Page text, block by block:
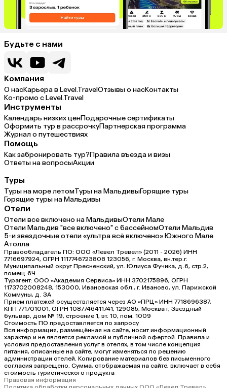
Будьте с нами
Компания
О насКарьера в Level.TravelОтзывы о насКонтакты
Ко-промо с Level.Travel
Инструменты
Календарь низких ценПодарочные сертификаты
Оформить тур в рассрочкуПартнерская программа
Журнал о путешествиях
Помощь
Как забронировать тур?Правила въезда и визы
Ответы на вопросыАкции
Туры
Туры на море летомТуры на МальдивыГорящие туры
Горящие туры на Мальдивы
Отели
Отели все включено на МальдивыОтели Мале
Отели Мальдив "все включено" с бассейномОтели Мальдив
5-и звездочные отели «ультра всё включено» Южного Мале
Атолла
Правообладатель ПО: ООО «Левел Тревел» (2011 - 2026) ИНН
7716697924, ОГРН 1117746723808 123056, г. Москва, вн.тер.г.
Муниципальный округ Пресненский, ул. Юлиуса Фучика, д.6, стр.2,
помещ.6Ч
Турагент: ООО «Академия Сервиса» ИНН 3702175896, ОГРН
1173702008248, 153000, Ивановская обл., г. Иваново, ул. Парижской
Коммуны, д. ЗА
Прием платежей осуществляется через АО «ПРЦ» ИНН 7718696387,
КПП 771701001, ОГРН 1087746411741, 129085, Москва г, Звёздный
бульвар, дом № 19, строение 1, эт. 10, пом. 1009
Стоимость ПО предоставляется по запросу
Вся информация, размещённая на сайте, носит информационный
характер и не является рекламой и публичной офертой. Правила и
условия предоставления услуг в отелях, в том числе концепция
питания, описанные на сайте, могут изменяться по решению
администрации отелей. Копирование материалов без письменного
согласия запрещено. Сумма, отображаемая на сайте, включает в себя
стоимость туристического продукта
Правовая информация